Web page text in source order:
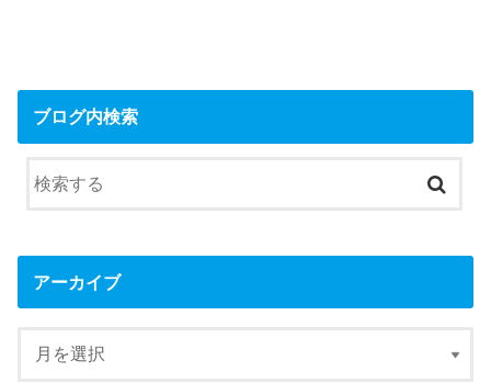
ブログ内検索
アーカイブ